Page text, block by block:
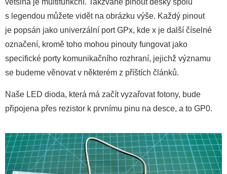
většina je multifunkční. Takzvané pinout desky spolu
s legendou můžete vidět na obrázku výše. Každý pinout
je popsán jako univerzální port GPx, kde x je další číselné
označení, kromě toho mohou pinouty fungovat jako
specifické porty komunikačního rozhraní, jejichž významu
se budeme věnovat v některém z příštích článků.
Naše LED dioda, která má začít vyzařovat fotony, bude
připojena přes rezistor k prvnímu pinu na desce, a to GP0.